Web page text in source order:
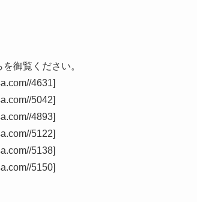
御覧ください。
4631]
5042]
4893]
5122]
5138]
5150]